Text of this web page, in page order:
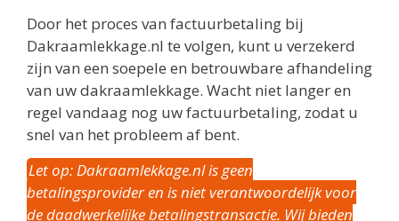
Door het proces van factuurbetaling bij
Dakraamlekkage.nl te volgen, kunt u verzekerd
zijn van een soepele en betrouwbare afhandeling
van uw dakraamlekkage. Wacht niet langer en
regel vandaag nog uw factuurbetaling, zodat u
snel van het probleem af bent.
Let op: Dakraamlekkage.nl is geen
betalingsprovider en is niet verantwoordelijk voor
de daadwerkelijke betalingstransactie. Wij bieden